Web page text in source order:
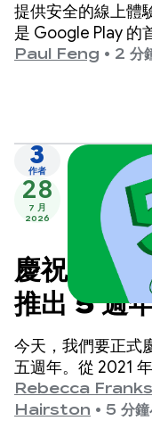
提供安全的線上體
是 Google Play 的
Paul Feng • 2 分
3
作者
28
7 月
2026
慶祝
推出 5 週
今天，我們要正式
五週年。從 2021
的 1.11 版，這些年
在就來慶祝一下。
Rebecca Franks
Hairston • 5 分鐘